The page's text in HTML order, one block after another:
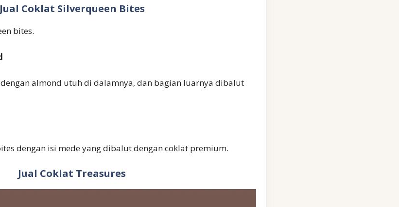
Jual Coklat Silverqueen Bites
bites.
dengan almond utuh di dalamnya, dan bagian luarnya dibalut
dengan isi mede yang dibalut dengan coklat premium.
Jual Coklat Treasures